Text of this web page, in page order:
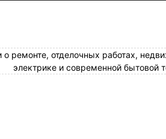
о ремонте, отделочных работах,
электрике и современной бытовой